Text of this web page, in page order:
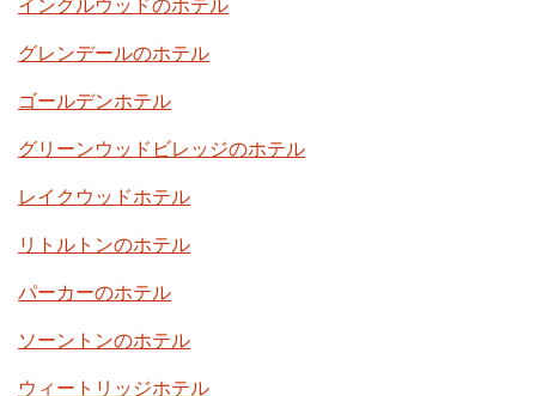
イングルウッドのホテル
グレンデールのホテル
ゴールデンホテル
グリーンウッドビレッジのホテル
レイクウッドホテル
リトルトンのホテル
パーカーのホテル
ソーントンのホテル
ウィートリッジホテル